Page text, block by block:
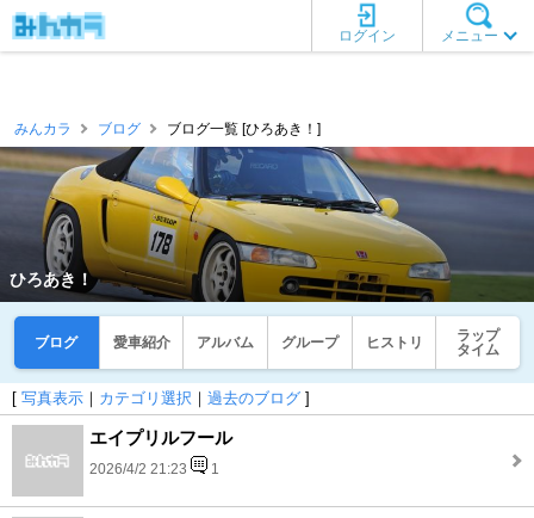
メニュー
ログイン
みんカラ ブログ ブログ一覧 [ひろあき！]
ひろあき！
ブログ 愛車紹介 アルバム グループ ヒストリ
ラップ
タイム
[ 写真表示 ｜ カテゴリ選択 ｜ 過去のブログ ]
エイプリルフール
2026/4/2 21:23 1